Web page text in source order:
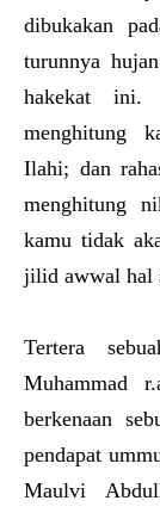
dibukakan
turunnya
hakekat ini.
menghitung
Ilahi; dan
menghitung
kamu tidak
jilid awwal hal
Tertera
Muhammad
berkenaan
pendapat
Maulvi